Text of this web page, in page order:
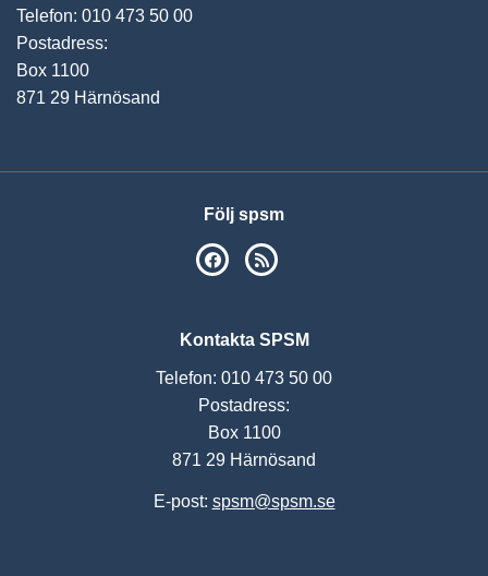
Telefon: 010 473 50 00
Postadress:
Box 1100
871 29 Härnösand
Följ spsm
SPSM på Facebook
Kontakta SPSM
Telefon: 010 473 50 00
Postadress:
Box 1100
871 29 Härnösand
E-post: spsm@spsm.se